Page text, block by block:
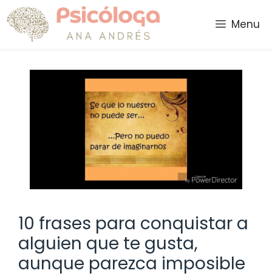
Saltar
al
contenido
Menu
10 frases para conquistar a
alguien que te gusta,
aunque parezca imposible